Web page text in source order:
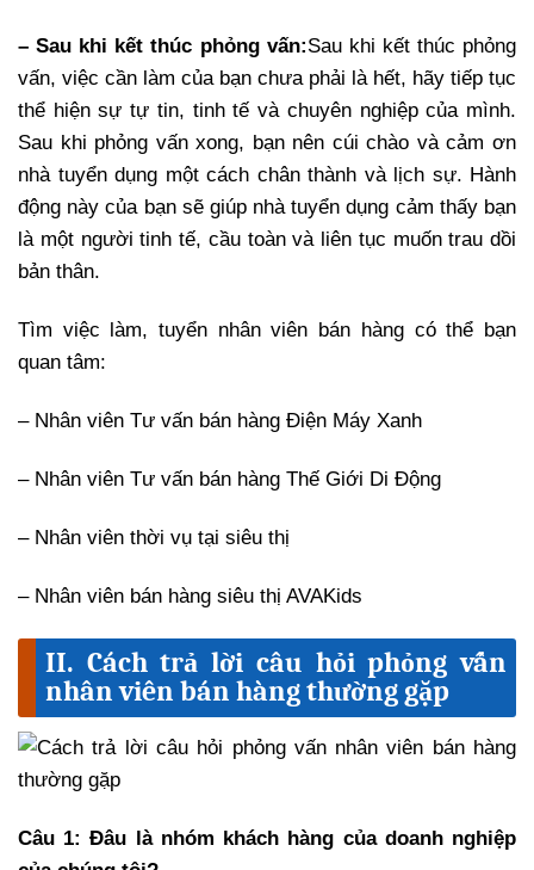
– Sau khi kết thúc phỏng vấn:Sau khi kết thúc phỏng
vấn, việc cần làm của bạn chưa phải là hết, hãy tiếp tục
thể hiện sự tự tin, tinh tế và chuyên nghiệp của mình.
Sau khi phỏng vấn xong, bạn nên cúi chào và cảm ơn
nhà tuyển dụng một cách chân thành và lịch sự. Hành
động này của bạn sẽ giúp nhà tuyển dụng cảm thấy bạn
là một người tinh tế, cầu toàn và liên tục muốn trau dồi
bản thân.
Tìm việc làm, tuyển nhân viên bán hàng có thể bạn
quan tâm:
– Nhân viên Tư vấn bán hàng Điện Máy Xanh
– Nhân viên Tư vấn bán hàng Thế Giới Di Động
– Nhân viên thời vụ tại siêu thị
– Nhân viên bán hàng siêu thị AVAKids
II. Cách trả lời câu hỏi phỏng vấn
nhân viên bán hàng thường gặp
Câu 1: Đâu là nhóm khách hàng của doanh nghiệp